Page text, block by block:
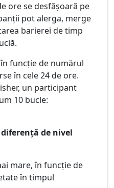
ore se desfășoară pe
pot alerga, merge
barierei de timp
funcție de numărul
în cele 24 de ore.
un participant
10 bucle:
de nivel
mare, în funcție de
în timpul